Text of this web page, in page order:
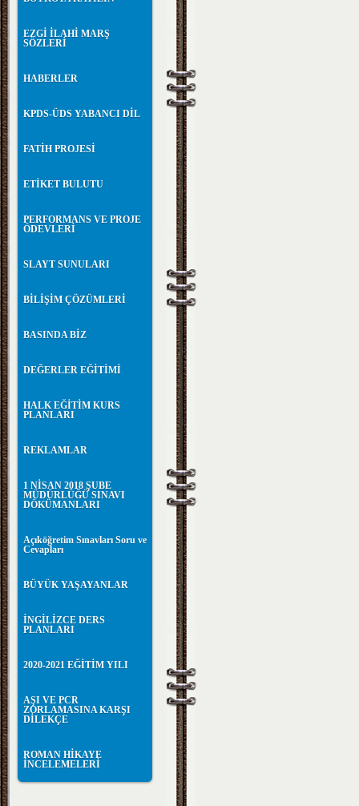
EZGİ İLAHİ MARŞ
SÖZLERİ
HABERLER
KPDS-ÜDS YABANCI DİL
FATİH PROJESİ
ETİKET BULUTU
PERFORMANS VE PROJE
ÖDEVLERİ
SLAYT SUNULARI
BİLİŞİM ÇÖZÜMLERİ
BASINDA BİZ
DEĞERLER EĞİTİMİ
HALK EĞİTİM KURS
PLANLARI
REKLAMLAR
1 NİSAN 2018 ŞUBE
MÜDÜRLÜĞÜ SINAVI
DÖKÜMANLARI
Açıköğretim Sınavları Soru ve
Cevapları
BÜYÜK YAŞAYANLAR
İNGİLİZCE DERS
PLANLARI
2020-2021 EĞİTİM YILI
AŞI VE PCR
ZORLAMASINA KARŞI
DİLEKÇE
ROMAN HİKAYE
İNCELEMELERİ